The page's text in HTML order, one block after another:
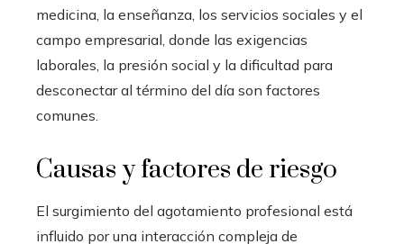
medicina, la enseñanza, los servicios sociales y el
campo empresarial, donde las exigencias
laborales, la presión social y la dificultad para
desconectar al término del día son factores
comunes.
Causas y factores de riesgo
El surgimiento del agotamiento profesional está
influido por una interacción compleja de